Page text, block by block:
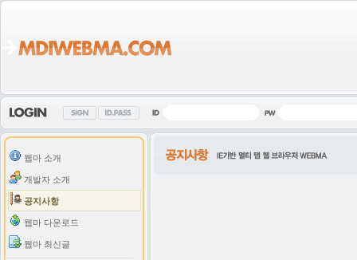
웹마 소개
개발자 소개
공지사항
웹마 다운로드
웹마 최신글